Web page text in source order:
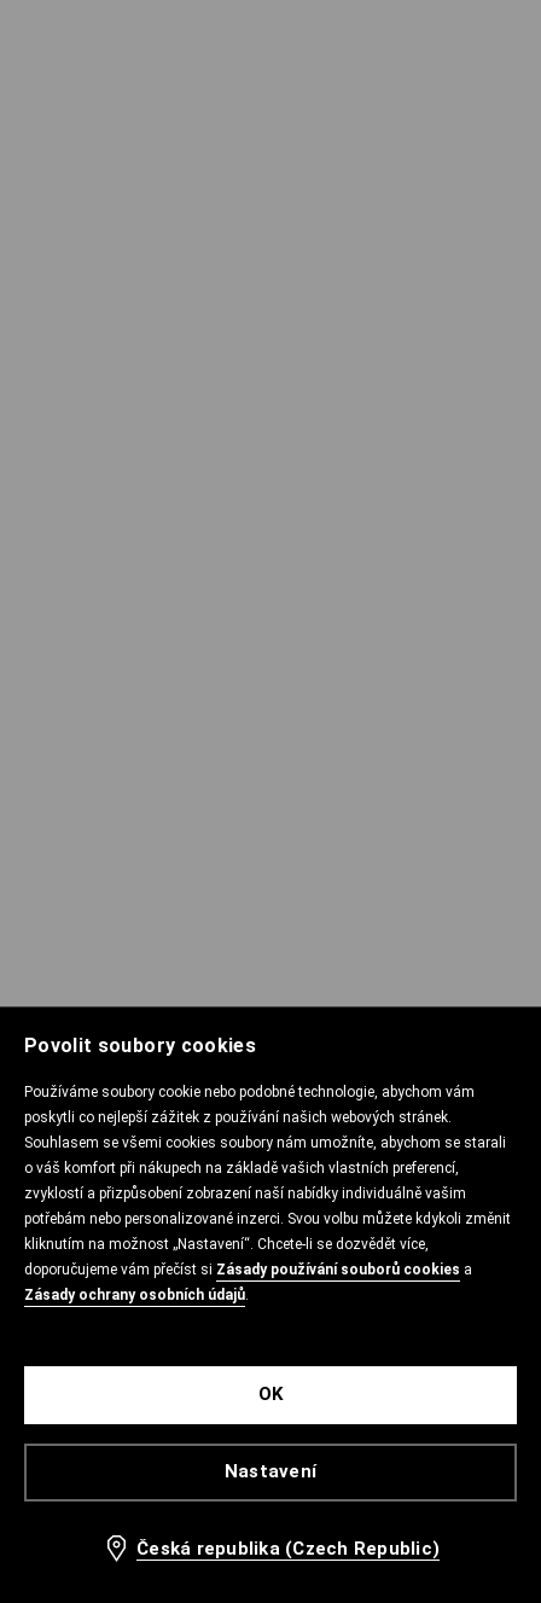
Povolit soubory cookies
Používáme soubory cookie nebo podobné technologie, abychom vám
poskytli co nejlepší zážitek z používání našich webových stránek.
Souhlasem se všemi cookies soubory nám umožníte, abychom se starali
o váš komfort při nákupech na základě vašich vlastních preferencí,
zvyklostí a přizpůsobení zobrazení naší nabídky individuálně vašim
potřebám nebo personalizované inzerci. Svou volbu můžete kdykoli změnit
kliknutím na možnost „Nastavení“. Chcete-li se dozvědět více,
doporučujeme vám přečíst si Zásady používání souborů cookies a
Zásady ochrany osobních údajů.
Nastavení
OK
Česká republika (Czech Republic)